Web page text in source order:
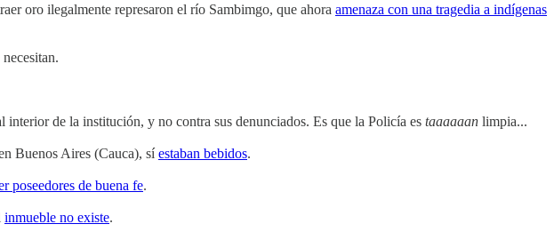
oro ilegalmente represaron el río Sambimgo, que ahora amenaza con una tragedia a indígenas
interior de la institución, y no contra sus denunciados. Es que la Policía es taaaaaan limpia...
Buenos Aires (Cauca), síestaban bebidos.
poseedores de buena fe.
inmueble no existe.